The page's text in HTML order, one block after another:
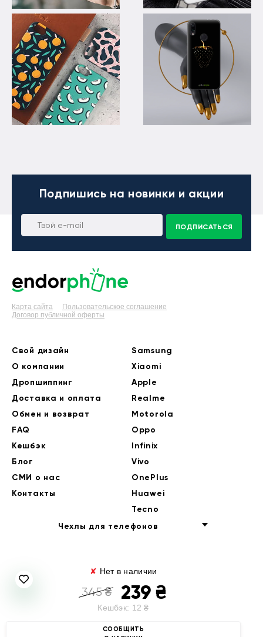
✘ Нет в наличии
345₴ 239 ₴
Кешбэк: 12 ₴
СООБЩИТЬ
Подпишись на новинки и акции
ПОДПИСАТЬСЯ
Карта сайта
Пользовательское соглашение
Договор публичной оферты
Свой дизайн
О компании
Дропшиппинг
Доставка и оплата
Обмен и возврат
FAQ
Кешбэк
Блог
СМИ о нас
Контакты
Samsung
Xiaomi
Apple
Realme
Motorola
Oppo
Infinix
Vivo
OnePlus
Huawei
Tecno
Чехлы для телефонов